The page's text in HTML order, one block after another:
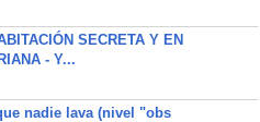
SECRETA Y EN
- Y...
nadie lava (nivel "obs